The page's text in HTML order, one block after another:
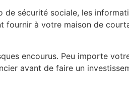
sécurité sociale, les
fournir à votre maison de
encourus. Peu importe
avant de faire un